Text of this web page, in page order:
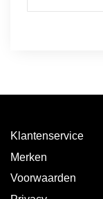
Klantenservice
Merken
Voorwaarden